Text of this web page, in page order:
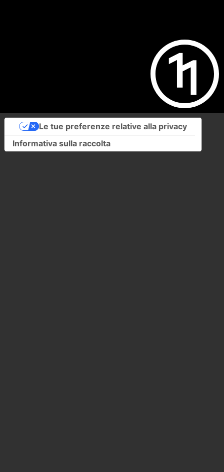
Informativa sulla raccolta
Le tue preferenze relative alla privacy